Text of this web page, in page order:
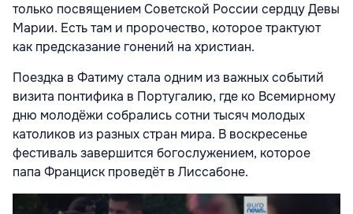
только посвящением Советской России сердцу Девы
Марии. Есть там и пророчество, которое трактуют
как предсказание гонений на христиан.
Поездка в Фатиму стала одним из важных событий
визита понтифика в Португалию, где ко Всемирному
дню молодёжи собрались сотни тысяч молодых
католиков из разных стран мира. В воскресенье
фестиваль завершится богослужением, которое
папа Франциск проведёт в Лиссабоне.